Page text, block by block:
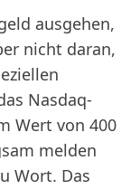
ausgehen,
nicht daran,
Nasdaq-
Wert von 400
melden
Wort. Das